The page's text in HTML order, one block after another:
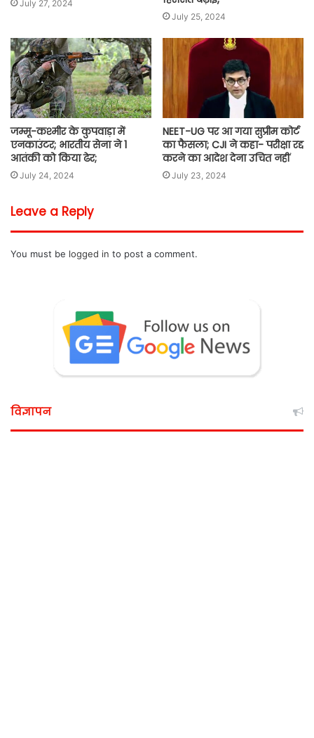
July 27, 2024
July 25, 2024
जम्मू-कश्मीर के कुपवाड़ा में
एनकाउंटर; भारतीय सेना ने 1
आतंकी को किया ढेर;
July 24, 2024
NEET-UG पर आ गया सुप्रीम कोर्ट
का फैसला; CJI ने कहा- परीक्षा रद्द
करने का आदेश देना उचित नहीं
July 23, 2024
Leave a Reply
You must be logged in to post a comment.
विज्ञापन